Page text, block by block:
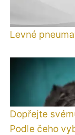
Levné
Dopřejte
Podle čeho